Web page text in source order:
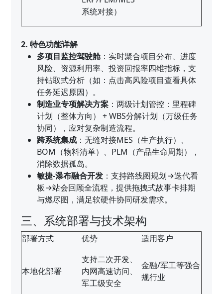
系统对接）
2. 特色功能详解
多项目监控驾驶舱：实时聚合项目分布、进度
风险、资源利用率、投资回报率四维指标，支
持钻取式分析（如：点击高风险项目查看具体
任务延迟原因）。
制造业专项解决方案 ：两级计划管控：里程碑
计划（整体方向） + WBS分解计划（万级任务
协同），应对复杂制造流程。
跨系统集成 ：无缝对接MES（生产执行）、
BOM（物料清单）、PLM（产品生命周期），
消除数据孤岛。
敏捷-瀑布融合开发 ：支持路线图规划→迭代看
板→站会回顾全流程，提供拖拽式故事卡排期
与燃尽图，满足软硬件协同研发需求。
三、系统部署与技术架构
部署方式 优势 适用客户
本地化部署
支持二次开发、
内网高速访问、
军工级安全
金融/军工等强合
规行业